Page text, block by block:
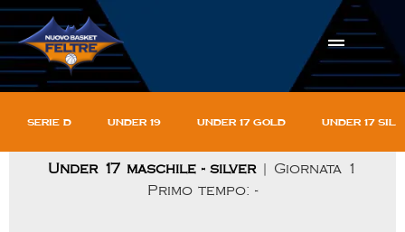
Serie D Under 19 Under 17 gold Under 17
Under 17 maschile - silver
| Giornata 1
Primo tempo: -